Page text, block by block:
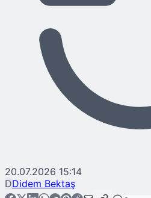
20.07.2026 15:14
DDidem Bektaş